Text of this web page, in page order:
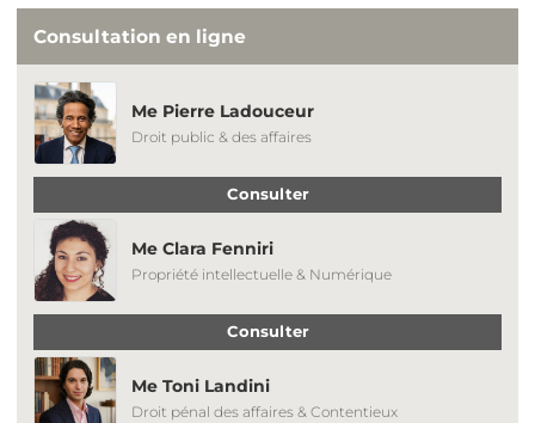
Consultation en ligne
Me Pierre Ladouceur
Droit public & des affaires
Consulter
Me Clara Fenniri
Propriété intellectuelle & Numérique
Consulter
Me Toni Landini
Droit pénal des affaires & Contentieux